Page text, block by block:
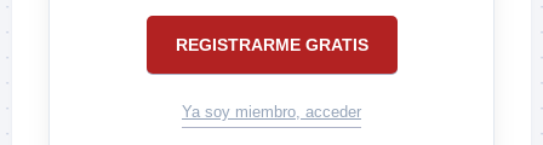
REGISTRARME GRATIS
Ya soy miembro, acceder